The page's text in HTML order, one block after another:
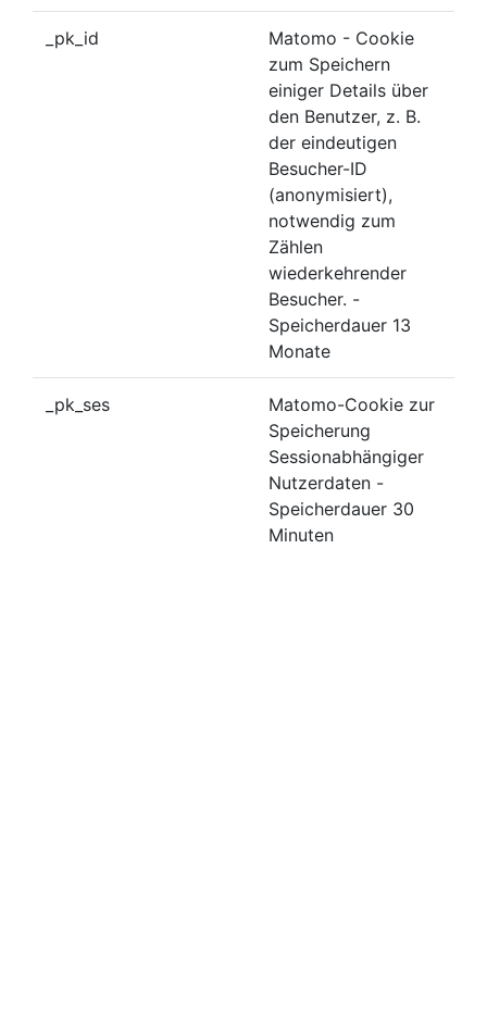
_pk_id
Matomo - Cookie
zum Speichern
einiger Details über
den Benutzer, z. B.
der eindeutigen
Besucher-ID
(anonymisiert),
notwendig zum
Zählen
wiederkehrender
Besucher. -
Speicherdauer 13
Monate
_pk_ses
Matomo-Cookie zur
Speicherung
Sessionabhängiger
Nutzerdaten -
Speicherdauer 30
Minuten